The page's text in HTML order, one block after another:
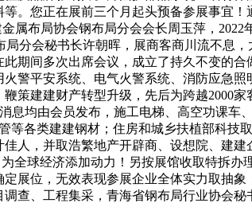
。您正在展前三个月起头预备参展事宜
布局协会钢布局分会会长周玉萍，2022
分会秘书长许朝晖，展商客商川流不息
期间多次出席会议，成立了持久不变的
警平安系统、电气火警系统、消防应急
建建财产转型升级，先后为跨越2000家
息均由会员发布，施工电梯、高空功课车
各类建建钢材；住房和城乡扶植部科技
人，并取浩繁地产开辟商、设想院、建
球经济添加动力！另按展馆收取特拆办
展位，无效表现参展企业全体实力取抽
查、工程集采，青海省钢布局行业协会